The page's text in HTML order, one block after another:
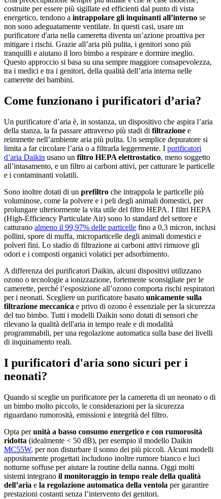
costruite per essere più sigillate ed efficienti dal punto di vista
energetico, tendono a intrappolare gli inquinanti all’interno se
non sono adeguatamente ventilate. In questi casi, usare un
purificatore d'aria nella cameretta diventa un’azione proattiva per
mitigare i rischi. Grazie all’aria più pulita, i genitori sono più
tranquilli e aiutano il loro bimbo a respirare e dormire meglio.
Questo approccio si basa su una sempre maggiore consapevolezza,
tra i medici e tra i genitori, della qualità dell’aria interna nelle
camerette dei bambini.
Come funzionano i purificatori d’aria?
Un purificatore d’aria è, in sostanza, un dispositivo che aspira l’aria
della stanza, la fa passare attraverso più stadi di filtrazione e
reimmette nell’ambiente aria più pulita. Un semplice depuratore si
limita a far circolare l’aria o a filtrarla leggermente. I purificatori
d’aria Daikin usano un filtro HEPA elettrostatico, meno soggetto
all’intasamento, e un filtro ai carboni attivi, per catturare le particelle
e i contaminanti volatili.
Sono inoltre dotati di un prefiltro che intrappola le particelle più
voluminose, come la polvere e i peli degli animali domestici, per
prolungare ulteriormente la vita utile del filtro HEPA. I filtri HEPA
(High-Efficiency Particulate Air) sono lo standard del settore e
catturano almeno il 99,97% delle particelle fino a 0,3 micron, inclusi
pollini, spore di muffa, microparticelle degli animali domestici e
polveri fini. Lo stadio di filtrazione ai carboni attivi rimuove gli
odori e i composti organici volatici per adsorbimento.
A differenza dei purificatori Daikin, alcuni dispositivi utilizzano
ozono o tecnologie a ionizzazione, fortemente sconsigliate per le
camerette, perché l’esposizione all’ozono comporta rischi respiratori
per i neonati. Scegliere un purificatore basato unicamente sulla
filtrazione meccanica e privo di ozono è essenziale per la sicurezza
del tuo bimbo. Tutti i modelli Daikin sono dotati di sensori che
rilevano la qualità dell'aria in tempo reale e di modalità
programmabili, per una regolazione automatica sulla base dei livelli
di inquinamento reali.
I purificatori d'aria sono sicuri per i
neonati?
Quando si sceglie un purificatore per la cameretta di un neonato o di
un bimbo molto piccolo, le considerazioni per la sicurezza
riguardano rumorosità, emissioni e integrità del filtro.
Opta perunità a basso consumo energetico e con rumorosità
ridotta (idealmente < 50 dB), per esempio il modello Daikin
MC55W, per non disturbare il sonno dei più piccoli. Alcuni modelli
appositamente progettati includono inoltre rumore bianco e luci
notturne soffuse per aiutare la routine della nanna. Oggi molti
sistemi integrano il monitoraggio in tempo reale della qualità
dell’aria e la regolazione automatica della ventola per garantire
prestazioni costanti senza l’intervento dei genitori.